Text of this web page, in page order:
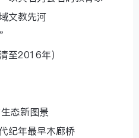
文教先河
至2016年）
态新图景
纪年最早木廊桥